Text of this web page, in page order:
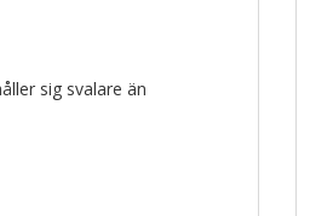
sig svalare än